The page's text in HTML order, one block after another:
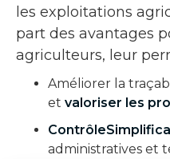
les exploitations
part des avantages
agriculteurs, leur
Améliorer la
et valoriser les
administratives et